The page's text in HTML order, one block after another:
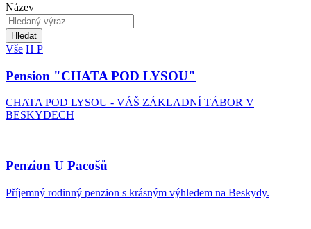
Název
Hledat
Vše H P
Pension "CHATA POD LYSOU"
CHATA POD LYSOU - VÁŠ ZÁKLADNÍ TÁBOR V
BESKYDECH
Penzion U Pacošů
Příjemný rodinný penzion s krásným výhledem na Beskydy.